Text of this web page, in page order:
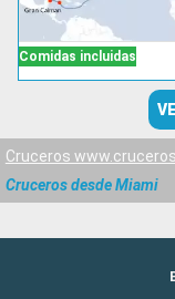
Comidas incluidas
Cruceros
Cruceros desde Miami